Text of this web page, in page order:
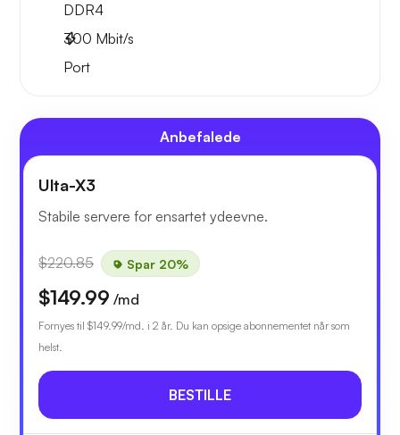
DDR4
300 Mbit/s
Port
Anbefalede
Ulta-X3
Stabile servere for ensartet ydeevne.
$220.85 Spar 20%
$149.99 /md
Fornyes til $149.99/md. i 2 år. Du kan opsige abonnementet når som
helst.
BESTILLE